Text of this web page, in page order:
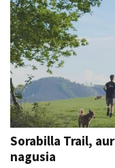
Sorabilla Trail,
nagusia